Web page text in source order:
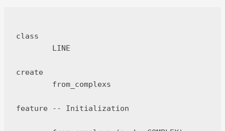
class
create
feature -- Initialization